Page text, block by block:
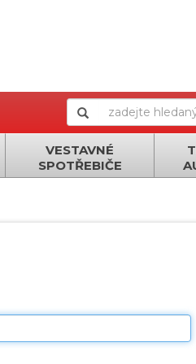
VESTAVNÉ
SPOTŘEBIČE